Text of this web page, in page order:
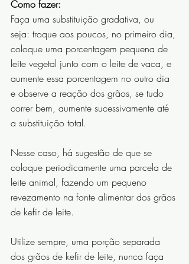
Como fazer:
Faça uma substituição gradativa, ou
seja: troque aos poucos, no primeiro dia,
coloque uma porcentagem pequena de
leite vegetal junto com o leite de vaca, e
aumente essa porcentagem no outro dia
e observe a reação dos grãos, se tudo
correr bem, aumente sucessivamente até
a substituição total.
Nesse caso, há sugestão de que se
coloque periodicamente uma parcela de
leite animal, fazendo um pequeno
revezamento na fonte alimentar dos grãos
de kefir de leite.
Utilize sempre, uma porção separada
dos grãos de kefir de leite, nunca faça